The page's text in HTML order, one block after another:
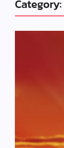
Category: